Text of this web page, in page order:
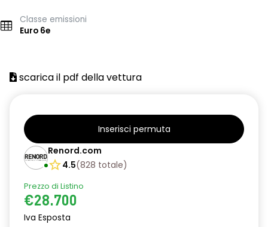
Classe emissioni
Euro 6e
scarica il pdf della vettura
Inserisci permuta
Renord.com
4.5(828 totale)
Prezzo di Listino
€28.700
Iva Esposta